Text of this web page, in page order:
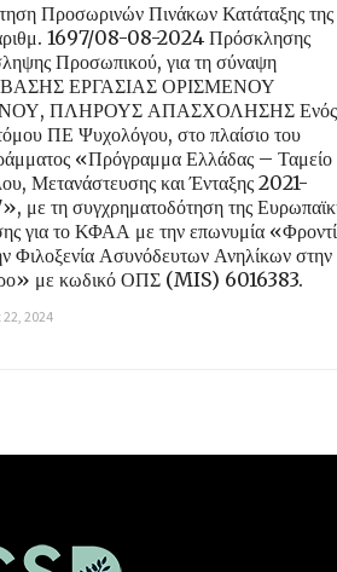
Προσωρινών Πινάκων Κατάταξης της
1697/08-08-2024 Πρόσκλησης
Προσωπικού, για τη σύναψη
ΕΡΓΑΣΙΑΣ ΟΡΙΣΜΕΝΟΥ
ΠΛΗΡΟΥΣ ΑΠΑΣΧΟΛΗΣΗΣ Ενός
ΠΕ Ψυχολόγου, στο πλαίσιο του
«Πρόγραμμα Ελλάδας – Ταμείο
Μετανάστευσης και Ένταξης 2021-
με τη συγχρηματοδότηση της
για το ΚΦΑΑ με την επωνυμία
Φιλοξενία Ασυνόδευτων Ανηλίκων στην
με κωδικό ΟΠΣ (MIS) 6016383.
2024